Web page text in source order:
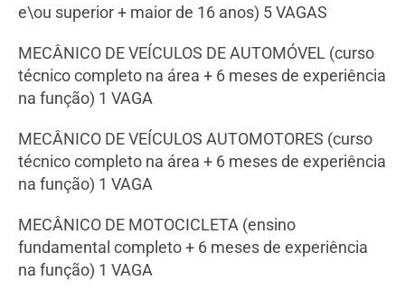
e\ou superior + maior de 16 anos) 5 VAGAS
MECÂNICO DE VEÍCULOS DE AUTOMÓVEL (curso
técnico completo na área + 6 meses de experiência
na função) 1 VAGA
MECÂNICO DE VEÍCULOS AUTOMOTORES (curso
técnico completo na área + 6 meses de experiência
na função) 1 VAGA
MECÂNICO DE MOTOCICLETA (ensino
fundamental completo + 6 meses de experiência
na função) 1 VAGA